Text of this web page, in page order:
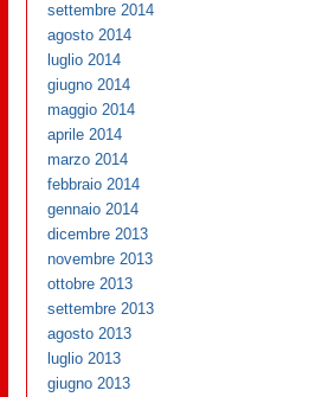
settembre 2014
agosto 2014
luglio 2014
giugno 2014
maggio 2014
aprile 2014
marzo 2014
febbraio 2014
gennaio 2014
dicembre 2013
novembre 2013
ottobre 2013
settembre 2013
agosto 2013
luglio 2013
giugno 2013